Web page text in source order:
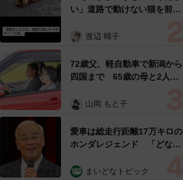
い」道路で動けない猫を前に
ようとした4日間 「命の重
表の訴え
渡辺 晴子
72歳父、軽自動車で新潟から
四国まで 65歳の母と2人で
憩まで分刻み… 「大学生で
山岡 もと子
愛車は総走行距離17万キロの
ホンダレジェンド 「どなた
所漫才師が譲渡の意向
まいどなトピック